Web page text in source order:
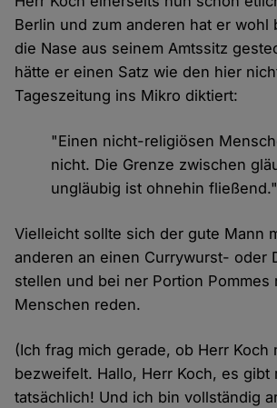
Berlin und zum anderen hat er wohl
die Nase aus seinem Amtssitz
hätte er einen Satz wie den hier
Tageszeitung ins Mikro diktiert:
"Einen nicht-religiösen
nicht. Die Grenze zwischen
ungläubig ist ohnehin fließend."
Vielleicht sollte sich der gute Mann
anderen an einen Currywurst- oder
stellen und bei ner Portion Pommes
Menschen reden.
(Ich frag mich gerade, ob Herr Koch
bezweifelt. Hallo, Herr Koch, es gibt
tatsächlich! Und ich bin vollständig